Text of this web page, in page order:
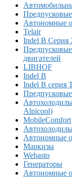
Автономные
Telair
Indel B Серия
двигателей
LIBHOF
Indel B
Indel B серия
Alpicool)
MobileComfort
Автономные
Маркизы
Webasto
Генераторы
Автономные